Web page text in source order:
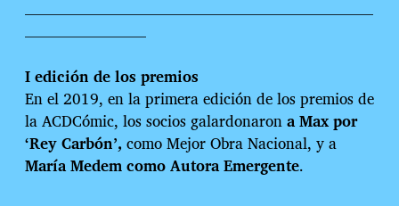
———————————————————————
————————
I edición de los premios
En el 2019, en la primera edición de los premios de
la ACDCómic, los socios galardonarona Max por
‘Rey Carbón’, como Mejor Obra Nacional, y a
María Medem como Autora Emergente.